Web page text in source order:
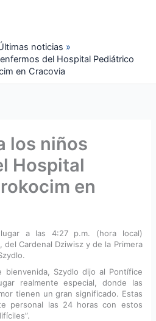
noticias
del Hospital Pediátrico
en Cracovia
los niños
Hospital
en
a las 4:27 p.m. (hora local)
Cardenal Dziwisz y de la Primera
bienvenida, Szydlo dijo al Pontífice
realmente especial, donde las
tienen un gran significado. Estas
personal las 24 horas con estos